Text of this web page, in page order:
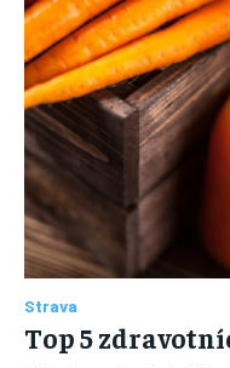
Strava
Top 5